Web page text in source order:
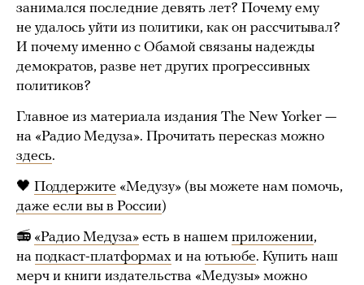
занимался последние девять лет? Почему ему
не удалось уйти из политики, как он рассчитывал?
И почему именно с Обамой связаны надежды
демократов, разве нет других прогрессивных
политиков?
Главное из материала издания The New Yorker —
на «Радио Медуза». Прочитать пересказ можно
здесь.
🖤 Поддержите «Медузу» (вы можете нам помочь,
даже если вы в России)
📻 «Радио Медуза» есть в нашем приложении,
на подкаст-платформах и на ютьюбе. Купить наш
мерч и книги издательства «Медузы» можно